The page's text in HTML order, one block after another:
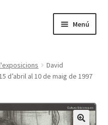
Menú
David
d’abril al 10 de maig de 1997